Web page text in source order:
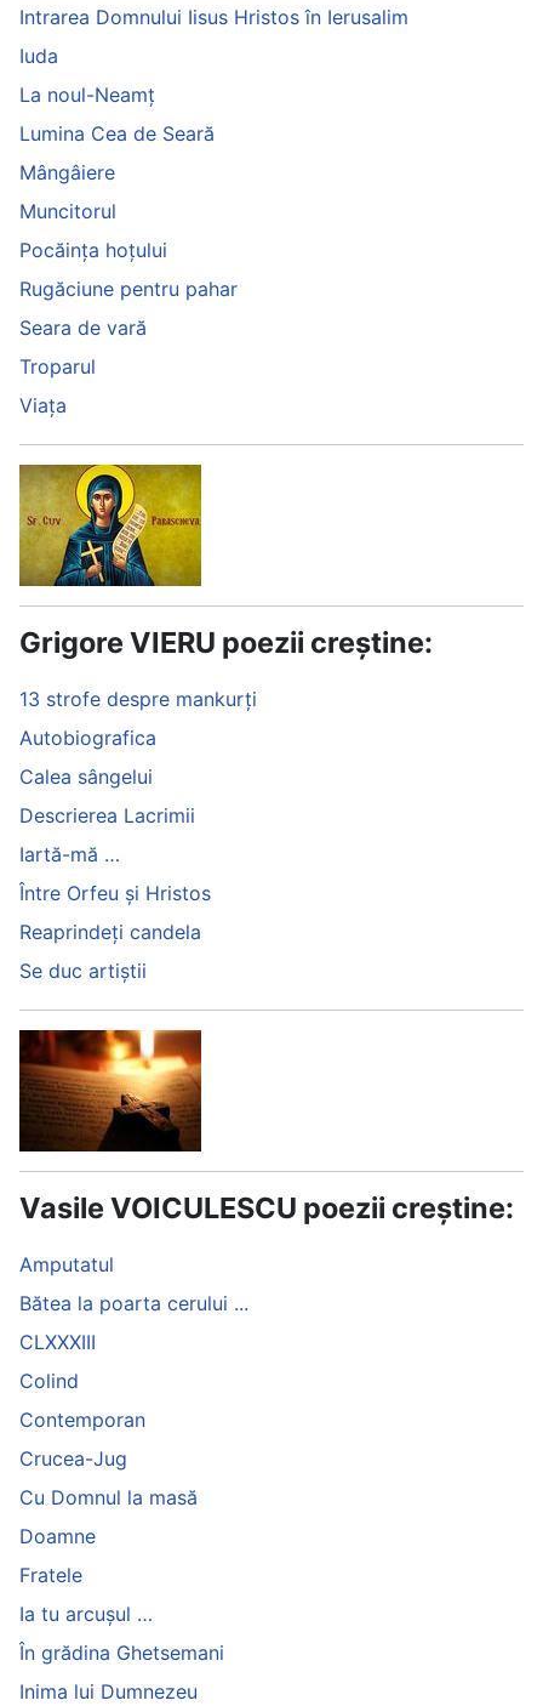
Intrarea Domnului Iisus Hristos în Ierusalim
Iuda
La noul-Neamţ
Lumina Cea de Seară
Mângâiere
Muncitorul
Pocăința hoțului
Rugăciune pentru pahar
Seara de vară
Troparul
Viața
Grigore VIERU poezii creștine:
13 strofe despre mankurți
Autobiografica
Calea sângelui
Descrierea Lacrimii
Iartă-mă …
Între Orfeu și Hristos
Reaprindeți candela
Se duc artiştii
Vasile VOICULESCU poezii creștine:
Amputatul
Bătea la poarta cerului ...
CLXXXIII
Colind
Contemporan
Crucea-Jug
Cu Domnul la masă
Doamne
Fratele
Ia tu arcușul …
În grădina Ghetsemani
Inima lui Dumnezeu